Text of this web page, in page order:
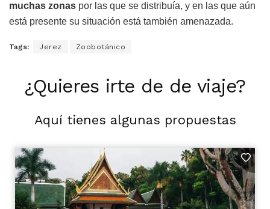
muchas zonas por las que se distribuía, y en las que aún
está presente su situación está también amenazada.
Tags: Jerez Zoobotánico
¿Quieres irte de de viaje?
Aquí tienes algunas propuestas